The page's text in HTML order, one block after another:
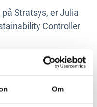
Om
Stratsys, er Julia
Controller
med mange
og følge opp